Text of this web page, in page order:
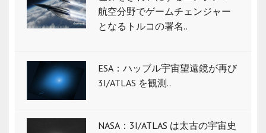
航空分野でゲームチェンジャー
となるトルコの署名..
ESA：ハッブル宇宙望遠鏡が再び
3I/ATLAS を観測..
NASA：3I/ATLAS は太古の宇宙史